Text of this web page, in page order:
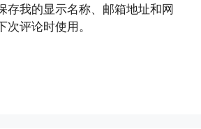
存我的显示名称、邮箱地址和网
评论时使用。